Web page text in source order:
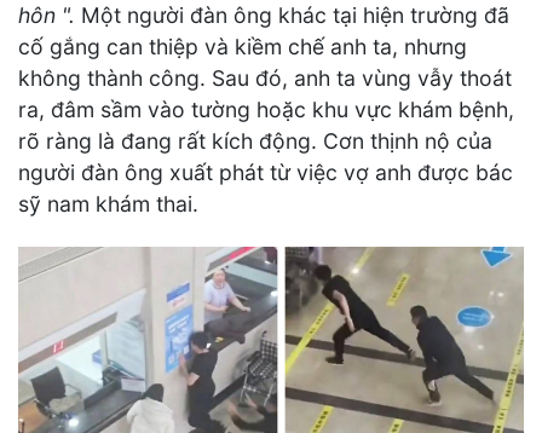
hôn ". Một người đàn ông khác tại hiện trường đã
cố gắng can thiệp và kiềm chế anh ta, nhưng
không thành công. Sau đó, anh ta vùng vẫy thoát
ra, đâm sầm vào tường hoặc khu vực khám bệnh,
rõ ràng là đang rất kích động. Cơn thịnh nộ của
người đàn ông xuất phát từ việc vợ anh được bác
sỹ nam khám thai.